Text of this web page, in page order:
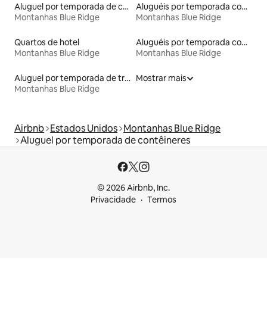
Aluguel por temporada de casas na árvore
Montanhas Blue Ridge
Aluguéis por temporada com caiaque
Montanhas Blue Ridge
Quartos de hotel
Montanhas Blue Ridge
Aluguéis por temporada com café da manhã
Montanhas Blue Ridge
Aluguel por temporada de trens
Montanhas Blue Ridge
Mostrar mais
Airbnb Estados Unidos Montanhas Blue Ridge
Aluguel por temporada de contêineres
© 2026 Airbnb, Inc.
Privacidade
Termos